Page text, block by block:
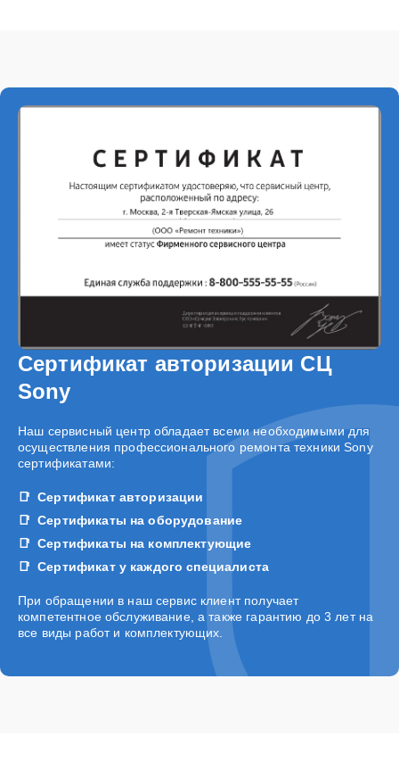
Сертификат авторизации СЦ
Sony
Наш сервисный центр обладает всеми необходимыми для
осуществления профессионального ремонта техники Sony
сертификатами:
Сертификат авторизации
Сертификаты на оборудование
Сертификаты на комплектующие
Сертификат у каждого специалиста
При обращении в наш сервис клиент получает
компетентное обслуживание, а также гарантию до 3 лет на
все виды работ и комплектующих.